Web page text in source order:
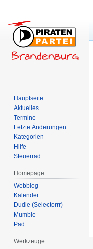
Hauptseite
Aktuelles
Termine
Letzte Änderungen
Kategorien
Hilfe
Steuerrad
Homepage
Webblog
Kalender
Dudle (Selectorrr)
Mumble
Pad
Werkzeuge